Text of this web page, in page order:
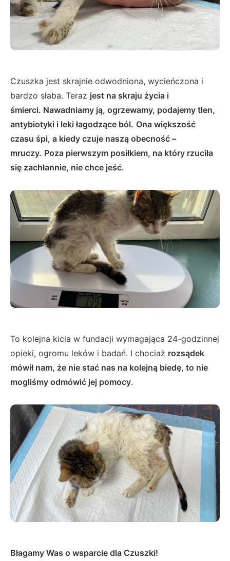
Czuszka jest skrajnie odwodniona, wycieńczona i
bardzo słaba. Teraz jest na skraju życia i
śmierci. Nawadniamy ją, ogrzewamy, podajemy tlen,
antybiotyki i leki łagodzące ból. Ona większość
czasu śpi, a kiedy czuje naszą obecność –
mruczy. Poza pierwszym posiłkiem, na który rzuciła
się zachłannie, nie chce jeść.
To kolejna kicia w fundacji wymagająca 24-godzinnej
opieki, ogromu leków i badań. I chociaż rozsądek
mówił nam, że nie stać nas na kolejną biedę, to nie
mogliśmy odmówić jej pomocy.
Błagamy Was o wsparcie dla Czuszki!